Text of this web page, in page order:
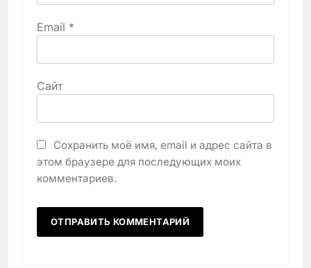
Email *
Сайт
Сохранить моё имя, email и адрес сайта в
этом браузере для последующих моих
комментариев.